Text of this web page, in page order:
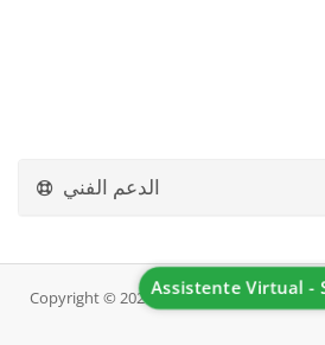
Assistente Virtual -
الدعم الفني
Copyright © 2026 InovHost. All Rights